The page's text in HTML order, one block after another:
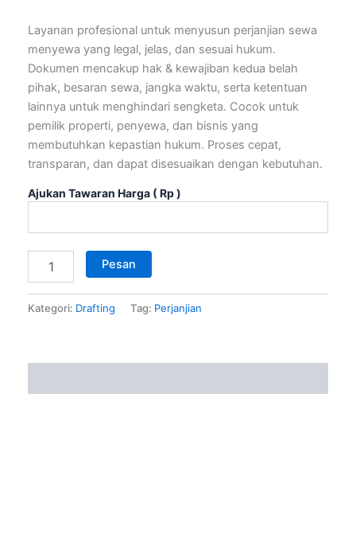
Layanan profesional untuk menyusun perjanjian sewa
menyewa yang legal, jelas, dan sesuai hukum.
Dokumen mencakup hak & kewajiban kedua belah
pihak, besaran sewa, jangka waktu, serta ketentuan
lainnya untuk menghindari sengketa. Cocok untuk
pemilik properti, penyewa, dan bisnis yang
membutuhkan kepastian hukum. Proses cepat,
transparan, dan dapat disesuaikan dengan kebutuhan.
Ajukan Tawaran Harga ( Rp )
Pesan
Kategori: Drafting Tag: Perjanjian